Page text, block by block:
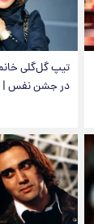
تیپ گل‌گلی
در جشن نفس |